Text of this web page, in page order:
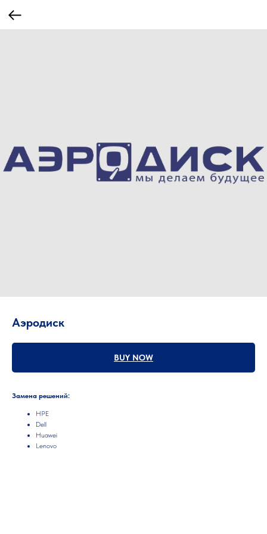
Аэродиск
BUY NOW
Замена решений:
HPE
Dell
Huawei
Lenovo